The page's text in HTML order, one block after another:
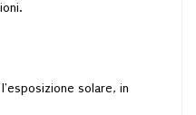
solare, in